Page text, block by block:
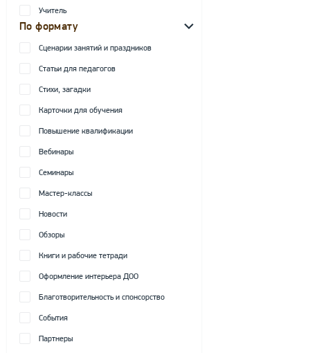
Учитель
По формату
Сценарии занятий и праздников
Статьи для педагогов
Стихи, загадки
Карточки для обучения
Повышение квалификации
Вебинары
Семинары
Мастер-классы
Новости
Обзоры
Книги и рабочие тетради
Оформление интерьера ДОО
Благотворительность и спонсорство
События
Партнеры